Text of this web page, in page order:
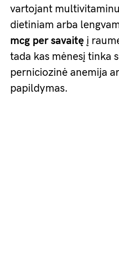
vartojant
dietiniam arba
mcg per savaitę į
tada kas mėnesį tinka
perniciozinė anemija
papildymas.